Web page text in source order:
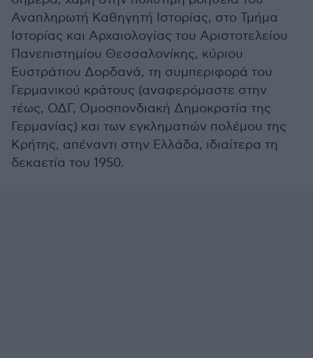
Αναπληρωτή Καθηγητή Ιστορίας, στο Τμήμα
Ιστορίας και Αρχαιολογίας του Αριστοτελείου
Πανεπιστημίου Θεσσαλονίκης, κύριου
Ευστράτιου Δορδανά, τη συμπεριφορά του
Γερμανικού κράτους (αναφερόμαστε στην
τέως, ΟΔΓ, Ομοσπονδιακή Δημοκρατία της
Γερμανίας) και των εγκληματιών πολέμου της
Κρήτης, απέναντι στην Ελλάδα, ιδιαίτερα τη
δεκαετία του 1950.